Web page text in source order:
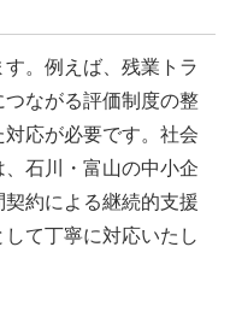
。例えば、残業トラ
ながる評価制度の整
応が必要です。社会
石川・富山の中小企
約による継続的支援
て丁寧に対応いたし